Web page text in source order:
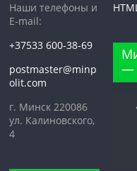
Наши телефоны и
E-mail:
+37533 600-38-69
postmaster@minp
olit.com
г. Минск 220086
ул. Калиновского,
4
—